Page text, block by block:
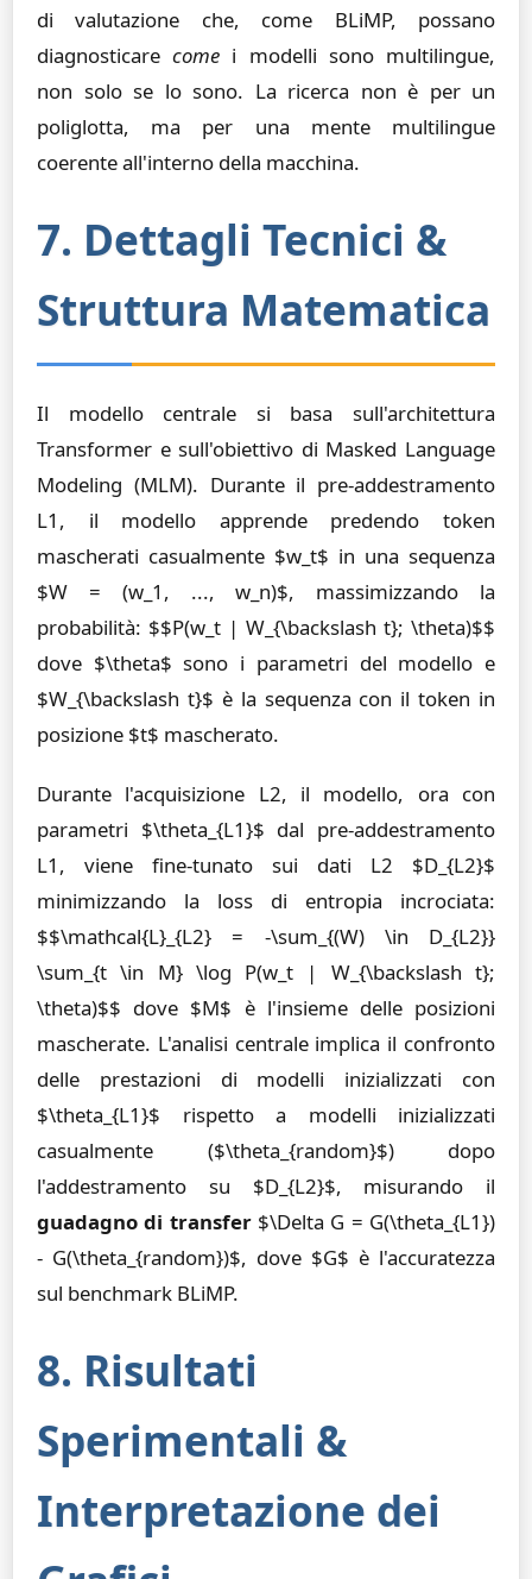
di valutazione che, come BLiMP, possano
diagnosticarecome i modelli sono multilingue,
non solo se lo sono. La ricerca non è per un
poliglotta, ma per una mente multilingue
coerente all'interno della macchina.
7. Dettagli Tecnici &
Struttura Matematica
Il modello centrale si basa sull'architettura
Transformer e sull'obiettivo di Masked Language
Modeling (MLM). Durante il pre-addestramento
L1, il modello apprende predendo token
mascherati casualmente $w_t$ in una sequenza
$W = (w_1, ..., w_n)$, massimizzando la
probabilità: $$P(w_t | W_{\backslash t}; \theta)$$
dove $\theta$ sono i parametri del modello e
$W_{\backslash t}$ è la sequenza con il token in
posizione $t$ mascherato.
Durante l'acquisizione L2, il modello, ora con
parametri $\theta_{L1}$ dal pre-addestramento
L1, viene fine-tunato sui dati L2 $D_{L2}$
minimizzando la loss di entropia incrociata:
$$\mathcal{L}_{L2} = -\sum_{(W) \in D_{L2}}
\sum_{t \in M} \log P(w_t | W_{\backslash t};
\theta)$$ dove $M$ è l'insieme delle posizioni
mascherate. L'analisi centrale implica il confronto
delle prestazioni di modelli inizializzati con
$\theta_{L1}$ rispetto a modelli inizializzati
casualmente ($\theta_{random}$) dopo
l'addestramento su $D_{L2}$, misurando il
guadagno di transfer$\Delta G = G(\theta_{L1})
- G(\theta_{random})$, dove $G$ è l'accuratezza
sul benchmark BLiMP.
8. Risultati
Sperimentali &
Interpretazione dei